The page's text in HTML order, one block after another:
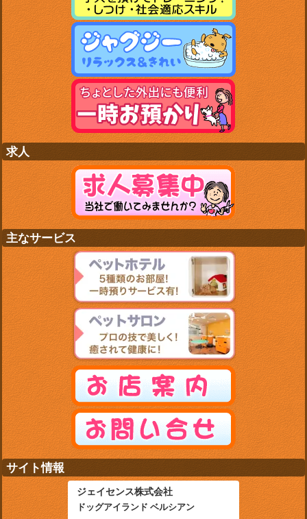
求人
主なサービス
サイト情報
ジェイセンス株式会社
ドッグアイランド ベルシアン